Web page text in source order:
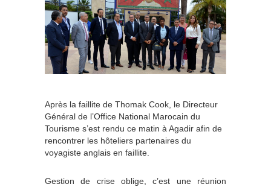
Après la faillite de Thomak Cook, le Directeur
Général de l’Office National Marocain du
Tourisme s’est rendu ce matin à Agadir afin de
rencontrer les hôteliers partenaires du
voyagiste anglais en faillite.
Gestion de crise oblige, c’est une réunion